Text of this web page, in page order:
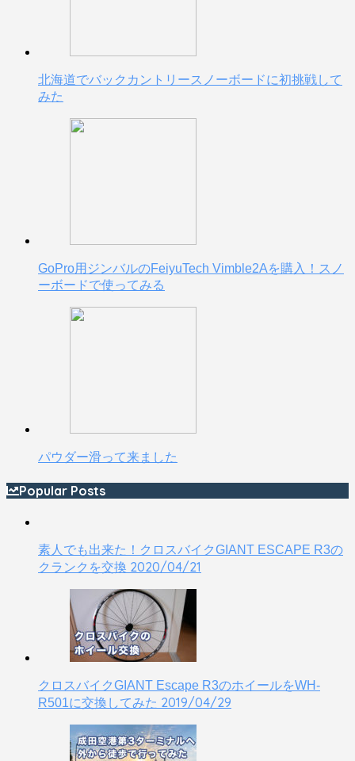
北海道でバックカントリースノーボードに初挑戦して
みた
GoPro用ジンバルのFeiyuTech Vimble2Aを購入！スノ
ーボードで使ってみる
パウダー滑って来ました
Popular Posts
素人でも出来た！クロスバイクGIANT ESCAPE R3の
クランクを交換 2020/04/21
クロスバイクGIANT Escape R3のホイールをWH-
R501に交換してみた 2019/04/29